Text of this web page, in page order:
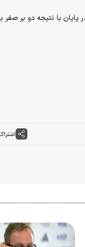
بامداد برگزار شد که این دیدار در پایان با نتیجه دو